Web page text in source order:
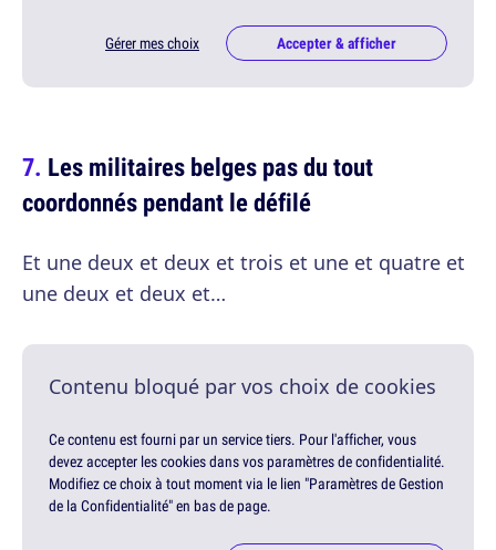
Gérer mes choix Accepter & afficher
Les militaires belges pas du tout
coordonnés pendant le défilé
Et une deux et deux et trois et une et quatre et
une deux et deux et…
Contenu bloqué par vos choix de cookies
Ce contenu est fourni par un service tiers. Pour l'afficher, vous
devez accepter les cookies dans vos paramètres de confidentialité.
Modifiez ce choix à tout moment via le lien "Paramètres de Gestion
de la Confidentialité" en bas de page.